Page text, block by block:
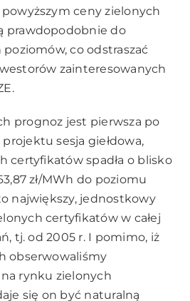
ceny zielonych
prawdopodobnie do
co odstraszać
zainteresowanych
prognoz jest pierwsza po
sesja giełdowa,
certyfikatów spadła o blisko
zł/MWh do poziomu
największy, jednostkowy
certyfikatów w całej
tj. od 2005 r. I pomimo, iż
obserwowaliśmy
rynku zielonych
się on być naturalną